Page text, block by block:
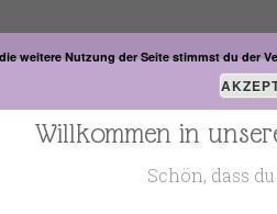
Willkommen in
Schön, dass du
weitere Nutzung der Seite stimmst du der